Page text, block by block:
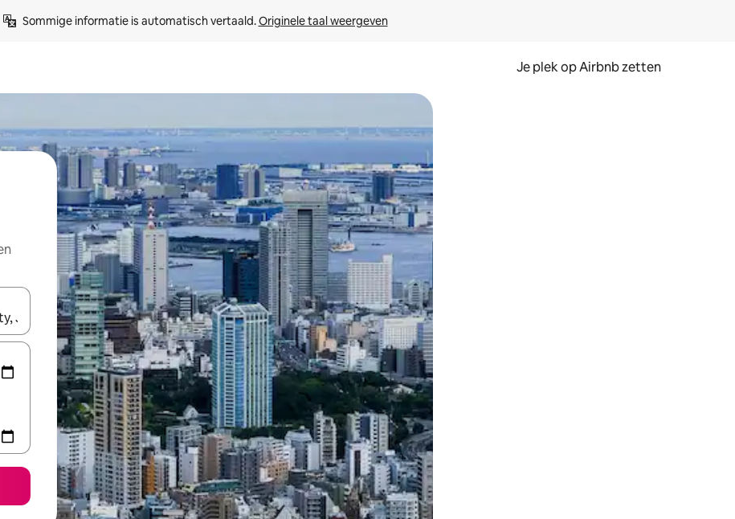
Sommige informatie is automatisch vertaald. Originele taal weergeven
Je plek op Airbnb zetten
een keuze met je de pijltjestoetsen omhoog en omlaag, óf door te tikken of swipen.